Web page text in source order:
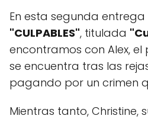
En esta segunda entrega
"CULPABLES", titulada
encontramos con Alex,
se encuentra tras las
pagando por un crimen
Mientras tanto, Christine,